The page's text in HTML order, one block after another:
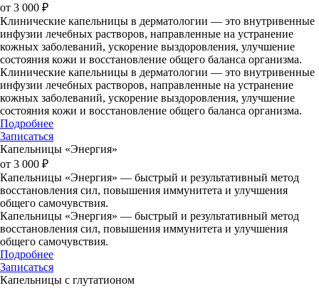
от 3 000 ₽
Клинические капельницы в дерматологии — это внутривенные
инфузии лечебных растворов, направленные на устранение
кожных заболеваний, ускорение выздоровления, улучшение
состояния кожи и восстановление общего баланса организма.
Клинические капельницы в дерматологии — это внутривенные
инфузии лечебных растворов, направленные на устранение
кожных заболеваний, ускорение выздоровления, улучшение
состояния кожи и восстановление общего баланса организма.
Подробнее
Записаться
Капельницы «Энергия»
от 3 000 ₽
Капельницы «Энергия» — быстрый и результативный метод
восстановления сил, повышения иммунитета и улучшения
общего самочувствия.
Капельницы «Энергия» — быстрый и результативный метод
восстановления сил, повышения иммунитета и улучшения
общего самочувствия.
Подробнее
Записаться
Капельницы с глутатионом